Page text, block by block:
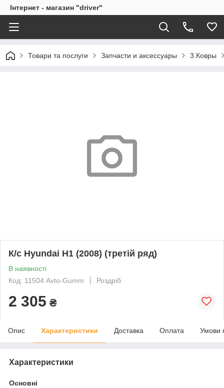
Інтернет - магазин "driver"
Товари та послуги Запчасти и аксессуары 3.Ковры
К/с Hyundai H1 (2008) (третій ряд)
В наявності
Код: 11504 Avto-Gumm
Роздріб
2 305 ₴
Опис Характеристики Доставка Оплата Умови
Характеристики
Основні